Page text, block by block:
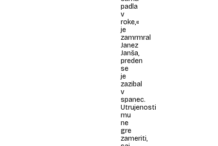
padla
v
roke,«
je
zamrmral
Janez
Janša,
preden
se
je
zazibal
v
spanec.
Utrujenosti
mu
ne
gre
zameriti,